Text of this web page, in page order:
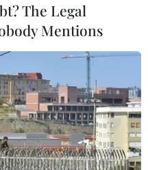
tập luyện chuẩn bị cho trận
Đình. (Nguồn: Siamsports)
The Legal
Mentions